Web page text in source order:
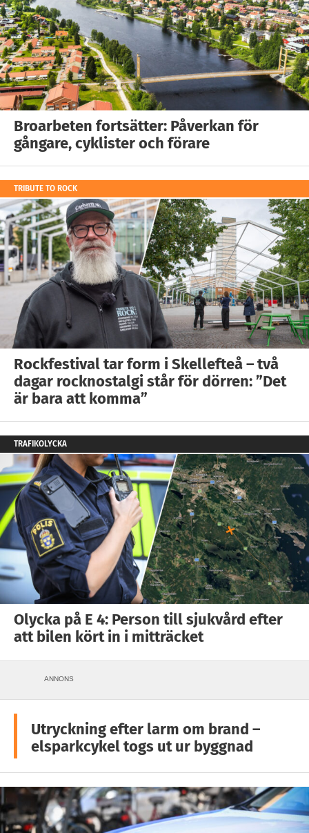
Broarbeten fortsätter: Påverkan för
gångare, cyklister och förare
TRIBUTE TO ROCK
Rockfestival tar form i Skellefteå – två
dagar rocknostalgi står för dörren: ”Det
är bara att komma”
TRAFIKOLYCKA
Olycka på E 4: Person till sjukvård efter
att bilen kört in i mitträcket
ANNONS
Utryckning efter larm om brand –
elsparkcykel togs ut ur byggnad